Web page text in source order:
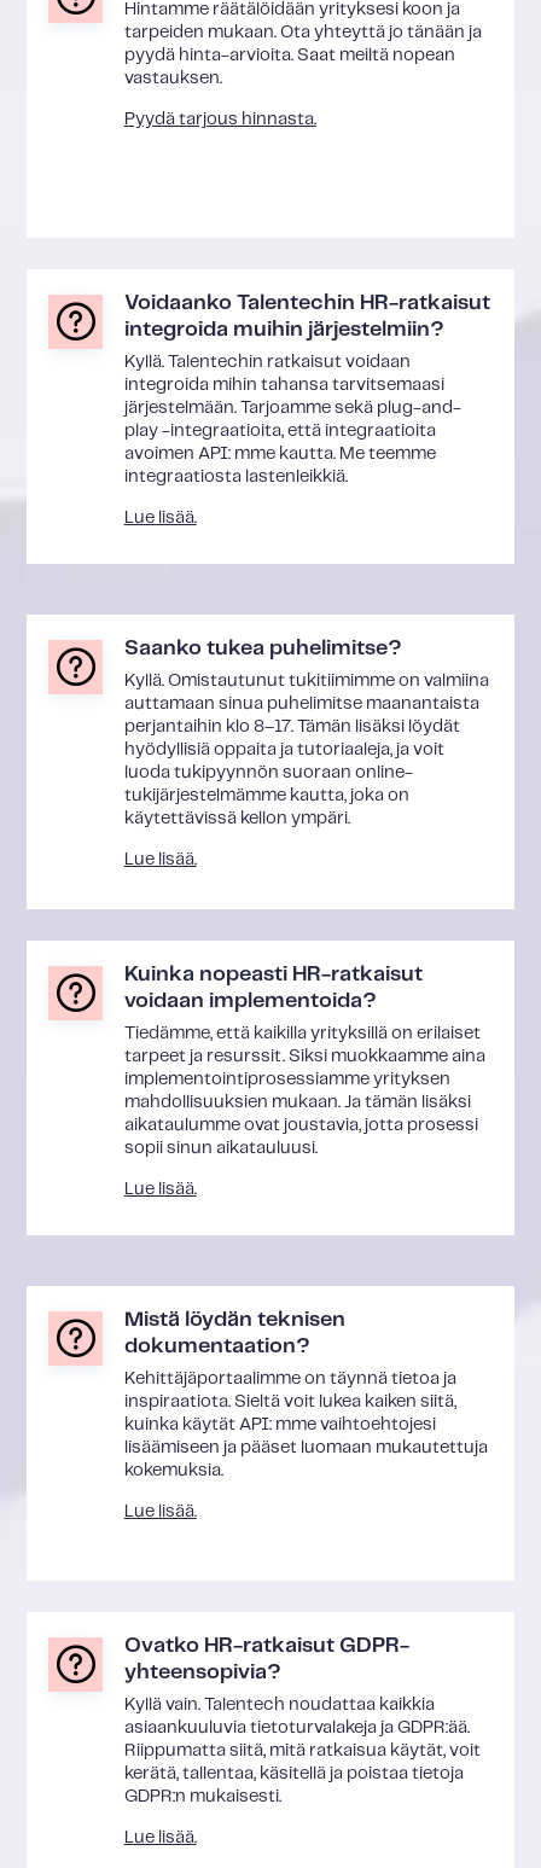
Hintamme räätälöidään yrityksesi koon ja
tarpeiden mukaan. Ota yhteyttä jo tänään ja
pyydä hinta-arvioita. Saat meiltä nopean
vastauksen.
Pyydä tarjous hinnasta.
Voidaanko Talentechin HR-ratkaisut
integroida muihin järjestelmiin?
Kyllä. Talentechin ratkaisut voidaan
integroida mihin tahansa tarvitsemaasi
järjestelmään. Tarjoamme sekä plug-and-
play -integraatioita, että integraatioita
avoimen API: mme kautta. Me teemme
integraatiosta lastenleikkiä.
Lue lisää.
Saanko tukea puhelimitse?
Kyllä. Omistautunut tukitiimimme on valmiina
auttamaan sinua puhelimitse maanantaista
perjantaihin klo 8–17. Tämän lisäksi löydät
hyödyllisiä oppaita ja tutoriaaleja, ja voit
luoda tukipyynnön suoraan online-
tukijärjestelmämme kautta, joka on
käytettävissä kellon ympäri.
Lue lisää.
Kuinka nopeasti HR-ratkaisut
voidaan implementoida?
Tiedämme, että kaikilla yrityksillä on erilaiset
tarpeet ja resurssit. Siksi muokkaamme aina
implementointiprosessiamme yrityksen
mahdollisuuksien mukaan. Ja tämän lisäksi
aikataulumme ovat joustavia, jotta prosessi
sopii sinun aikatauluusi.
Lue lisää.
Mistä löydän teknisen
dokumentaation?
Kehittäjäportaalimme on täynnä tietoa ja
inspiraatiota. Sieltä voit lukea kaiken siitä,
kuinka käytät API: mme vaihtoehtojesi
lisäämiseen ja pääset luomaan mukautettuja
kokemuksia.
Lue lisää.
Ovatko HR-ratkaisut GDPR-
yhteensopivia?
Kyllä vain. Talentech noudattaa kaikkia
asiaankuuluvia tietoturvalakeja ja GDPR:ää.
Riippumatta siitä, mitä ratkaisua käytät, voit
kerätä, tallentaa, käsitellä ja poistaa tietoja
GDPR:n mukaisesti.
Lue lisää.